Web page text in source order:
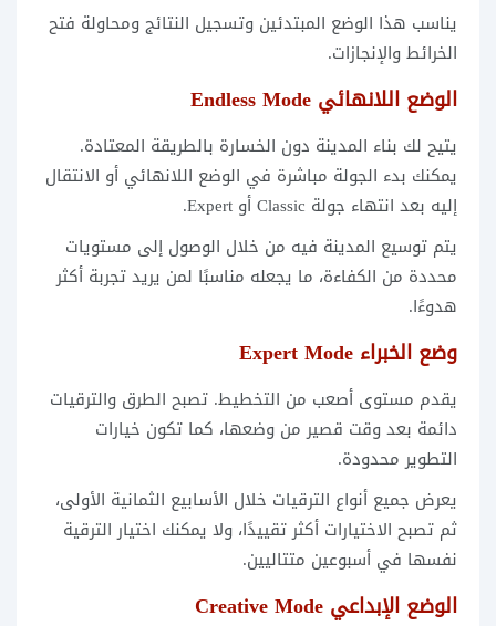
يناسب هذا الوضع المبتدئين وتسجيل النتائج ومحاولة فتح
الخرائط والإنجازات.
الوضع اللانهائي Endless Mode
يتيح لك بناء المدينة دون الخسارة بالطريقة المعتادة.
يمكنك بدء الجولة مباشرة في الوضع اللانهائي أو الانتقال
إليه بعد انتهاء جولة Classic أو Expert.
يتم توسيع المدينة فيه من خلال الوصول إلى مستويات
محددة من الكفاءة، ما يجعله مناسبًا لمن يريد تجربة أكثر
هدوءًا.
وضع الخبراء Expert Mode
يقدم مستوى أصعب من التخطيط. تصبح الطرق والترقيات
دائمة بعد وقت قصير من وضعها، كما تكون خيارات
التطوير محدودة.
يعرض جميع أنواع الترقيات خلال الأسابيع الثمانية الأولى،
ثم تصبح الاختيارات أكثر تقييدًا، ولا يمكنك اختيار الترقية
نفسها في أسبوعين متتاليين.
الوضع الإبداعي Creative Mode